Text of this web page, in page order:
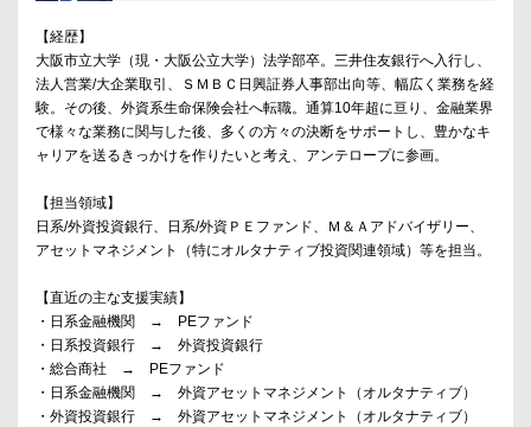
【経歴】
大阪市立大学（現・大阪公立大学）法学部卒。三井住友銀行へ入行し、
法人営業/大企業取引、ＳＭＢＣ日興証券人事部出向等、幅広く業務を経
験。その後、外資系生命保険会社へ転職。通算10年超に亘り、金融業界
で様々な業務に関与した後、多くの方々の決断をサポートし、豊かなキ
ャリアを送るきっかけを作りたいと考え、アンテロープに参画。
【担当領域】
日系/外資投資銀行、日系/外資ＰＥファンド、Ｍ＆Ａアドバイザリー、
アセットマネジメント（特にオルタナティブ投資関連領域）等を担当。
【直近の主な支援実績】
・日系金融機関 → PEファンド
・日系投資銀行 → 外資投資銀行
・総合商社 → PEファンド
・日系金融機関 → 外資アセットマネジメント（オルタナティブ）
・外資投資銀行 → 外資アセットマネジメント（オルタナティブ）